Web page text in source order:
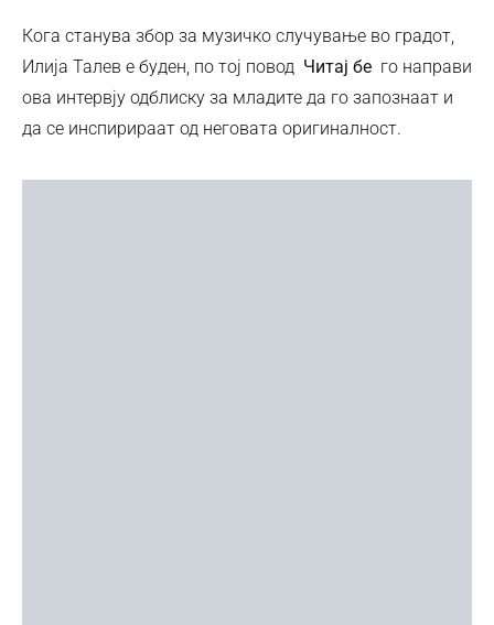
Кога станува збор за музичко случување во градот,
Илија Талев е буден, по тој повод Читај бе го направи
ова интервју одблиску за младите да го запознаат и
да се инспирираат од неговата оригиналност.